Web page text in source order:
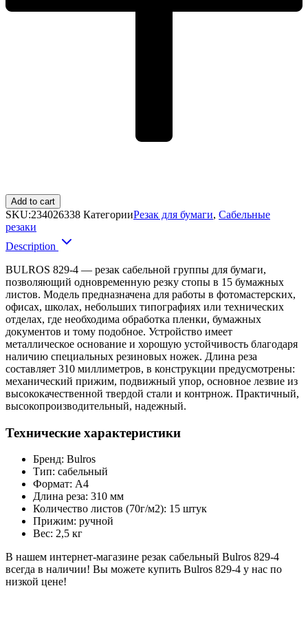
Add to cart
SKU:234026338 КатегорииРезак для бумаги, Сабельные
резаки
Description
BULROS 829-4 — резак сабельной группы для бумаги,
позволяющий одновременную резку стопы в 15 бумажных
листов. Модель предназначена для работы в фотомастерских,
офисах, школах, небольших типографиях или технических
отделах, где необходима обработка пленки, бумажных
документов и тому подобное. Устройство имеет
металлическое основание и хорошую устойчивость благодаря
наличию специальных резиновых ножек. Длина реза
составляет 310 миллиметров, в конструкции предусмотрены:
механический прижим, подвижный упор, основное лезвие из
высококачественной твердой стали и контрнож. Практичный,
высокопроизводительный, надежный.
Технические характеристики
Бренд: Bulros
Тип: сабельный
Формат: А4
Длина реза: 310 мм
Количество листов (70г/м2): 15 штук
Прижим: ручной
Вес: 2,5 кг
В нашем интернет-магазине резак сабельный Bulros 829-4
всегда в наличии! Вы можете купить Bulros 829-4 у нас по
низкой цене!